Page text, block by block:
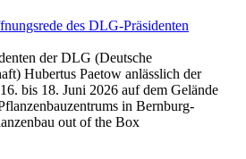
des DLG-Präsidenten
der DLG (Deutsche
Hubertus Paetow anlässlich der
bis 18. Juni 2026 auf dem Gelände
in Bernburg-
out of the Box